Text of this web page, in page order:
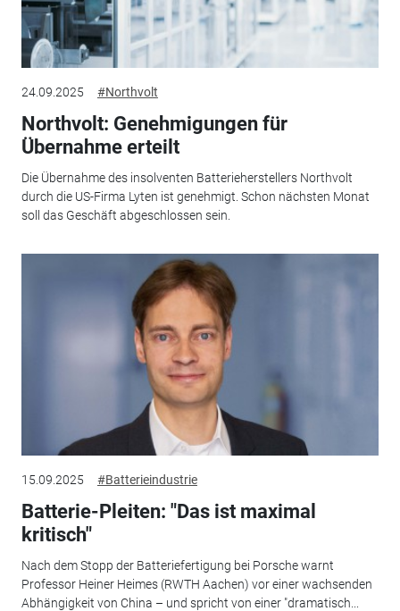
24.09.2025 #Northvolt
Northvolt: Genehmigungen für
Übernahme erteilt
Die Übernahme des insolventen Batterieherstellers Northvolt
durch die US-Firma Lyten ist genehmigt. Schon nächsten Monat
soll das Geschäft abgeschlossen sein.
15.09.2025 #Batterieindustrie
Batterie-Pleiten: "Das ist maximal
kritisch"
Nach dem Stopp der Batteriefertigung bei Porsche warnt
Professor Heiner Heimes (RWTH Aachen) vor einer wachsenden
Abhängigkeit von China – und spricht von einer "dramatisch...